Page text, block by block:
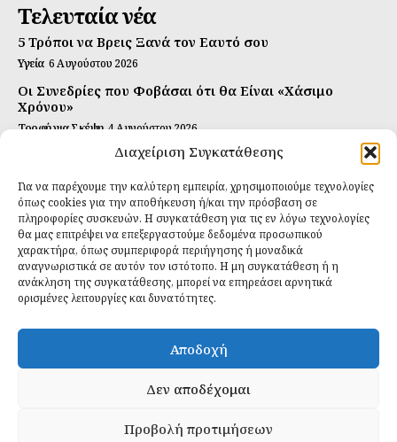
Διαχείριση Συγκατάθεσης
Για να παρέχουμε την καλύτερη εμπειρία, χρησιμοποιούμε τεχνολογίες
όπως cookies για την αποθήκευση ή/και την πρόσβαση σε
πληροφορίες συσκευών. Η συγκατάθεση για τις εν λόγω τεχνολογίες
θα μας επιτρέψει να επεξεργαστούμε δεδομένα προσωπικού
χαρακτήρα, όπως συμπεριφορά περιήγησης ή μοναδικά
αναγνωριστικά σε αυτόν τον ιστότοπο. Η μη συγκατάθεση ή η
ανάκληση της συγκατάθεσης, μπορεί να επηρεάσει αρνητικά
ορισμένες λειτουργίες και δυνατότητες.
Αποδοχή
Δεν αποδέχομαι
Προβολή προτιμήσεων
Τελευταία νέα
5 Τρόποι να Βρεις Ξανά τον Εαυτό σου
Υγεία 6 Αυγούστου 2026
Οι Συνεδρίες που Φοβάσαι ότι θα Είναι «Χάσιμο
Χρόνου»
Τροφή για Σκέψη 4 Αυγούστου 2026
Αυτή Είναι η Συνταγή για Τέλεια Κομπούτσα
Ιδανικές Τροφές 26 Ιουλίου 2026
Εγγραφείτε
ΕΓΓΡΑΦΉ
Έχω διαβάσει και δέχομαι τηνπολιτική απορρήτου